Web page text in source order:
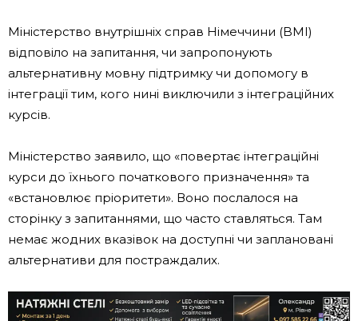
Міністерство внутрішніх справ Німеччини (BMI)
відповіло на запитання, чи запропонують
альтернативну мовну підтримку чи допомогу в
інтеграції тим, кого нині виключили з інтеграційних
курсів.
Міністерство заявило, що «повертає інтеграційні
курси до їхнього початкового призначення» та
«встановлює пріоритети». Воно послалося на
сторінку з запитаннями, що часто ставляться. Там
немає жодних вказівок на доступні чи заплановані
альтернативи для постраждалих.